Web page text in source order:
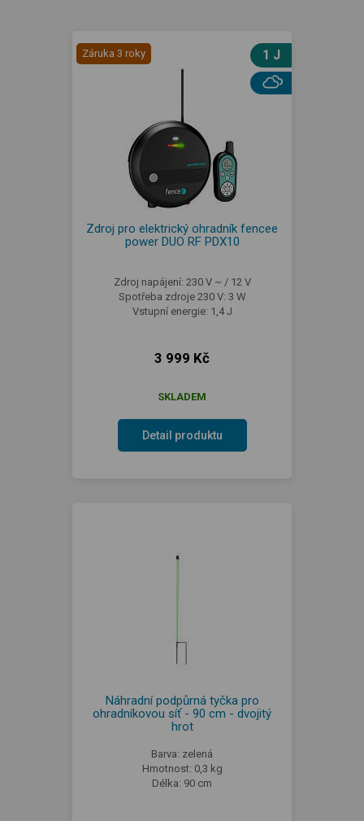
Záruka 3 roky 1 J
Zdroj pro elektrický ohradník fencee
power DUO RF PDX10
Zdroj napájení: 230 V ~ / 12 V
Spotřeba zdroje 230 V: 3 W
Vstupní energie: 1,4 J
3 999 Kč
SKLADEM
Detail produktu
Náhradní podpůrná tyčka pro
ohradníkovou síť - 90 cm - dvojitý
hrot
Barva: zelená
Hmotnost: 0,3 kg
Délka: 90 cm